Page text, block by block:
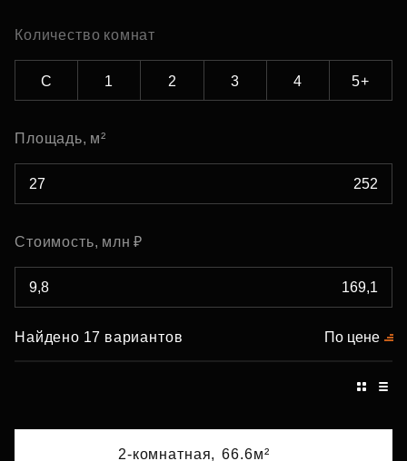
Количество комнат
С 1 2 3 4 5+
Площадь, м²
Стоимость, млн ₽
Найдено 17 вариантов По цене
2-комнатная, 66.6м²